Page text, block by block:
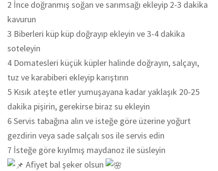
2 İnce doğranmış soğan ve sarımsağı ekleyip 2-3 dakika
kavurun
3 Biberleri küp küp doğrayıp ekleyin ve 3-4 dakika
soteleyin
4 Domatesleri küçük küpler halinde doğrayın, salçayı,
tuz ve karabiberi ekleyip karıştırın
5 Kısık ateşte etler yumuşayana kadar yaklaşık 20-25
dakika pişirin, gerekirse biraz su ekleyin
6 Servis tabağına alın ve isteğe göre üzerine yoğurt
gezdirin veya sade salçalı sos ile servis edin
7 İsteğe göre kıyılmış maydanoz ile süsleyin
Afiyet bal şeker olsun